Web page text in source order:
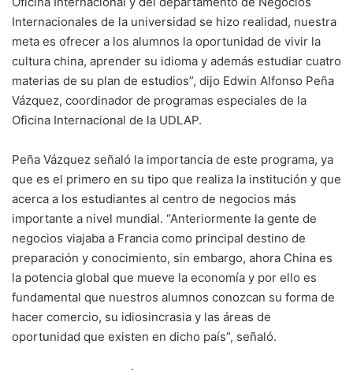
Internacionales de la universidad se hizo realidad, nuestra
meta es ofrecer a los alumnos la oportunidad de vivir la
cultura china, aprender su idioma y además estudiar cuatro
materias de su plan de estudios”, dijo Edwin Alfonso Peña
Vázquez, coordinador de programas especiales de la
Oficina Internacional de la UDLAP.
Peña Vázquez señaló la importancia de este programa, ya
que es el primero en su tipo que realiza la institución y que
acerca a los estudiantes al centro de negocios más
importante a nivel mundial. “Anteriormente la gente de
negocios viajaba a Francia como principal destino de
preparación y conocimiento, sin embargo, ahora China es
la potencia global que mueve la economía y por ello es
fundamental que nuestros alumnos conozcan su forma de
hacer comercio, su idiosincrasia y las áreas de
oportunidad que existen en dicho país”, señaló.